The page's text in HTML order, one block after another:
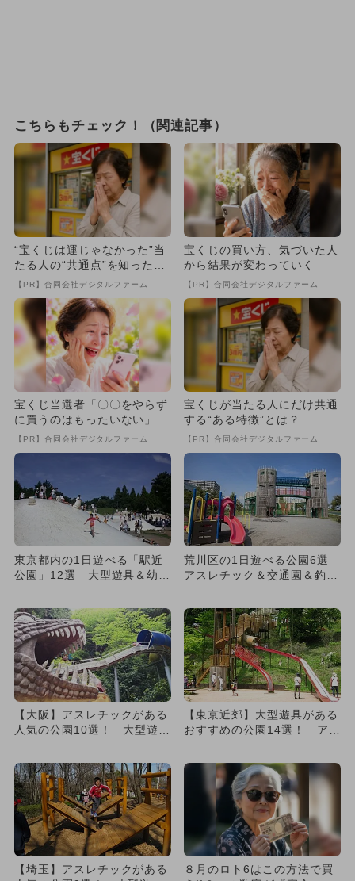
こちらもチェック！（関連記事）
“宝くじは運じゃなかった”当
たる人の“共通点”を知っただ
け
【PR】合同会社デジタルファーム
宝くじの買い方、気づいた人
から結果が変わっていく
【PR】合同会社デジタルファーム
宝くじ当選者「〇〇をやらず
に買うのはもったいない」
【PR】合同会社デジタルファーム
宝くじが当たる人にだけ共通
する“ある特徴”とは？
【PR】合同会社デジタルファーム
東京都内の1日遊べる「駅近
公園」12選 大型遊具＆幼児
荒川区の1日遊べる公園6選
アスレチック＆交通園＆釣り
【大阪】アスレチックがある
人気の公園10選！ 大型遊具
【東京近郊】大型遊具がある
おすすめの公園14選！ アス
【埼玉】アスレチックがある
８月のロト6はこの方法で買